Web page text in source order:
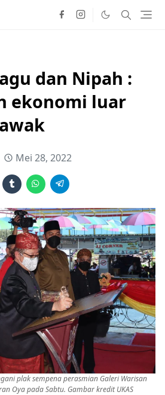
dan Nipah :
ekonomi luar
Mei 28, 2022
plak sempena perasmian Galeri Warisan
Oya pada Sabtu. Gambar kredit UKAS